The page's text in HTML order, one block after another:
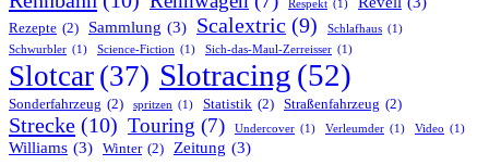
Respekt (1)
Rezepte (2) Sammlung (3) Scalextric (9) Schlafhaus (1)
Schwurbler (1) Science-Fiction (1) Sich-das-Maul-Zerreisser (1)
Slotcar (37) Slotracing (52)
Sonderfahrzeug (2) spritzen (1) Statistik (2) Straßenfahrzeug (2)
Strecke (10) Touring (7) Undercover (1) Verleumder (1) Video (1)
Williams (3) Winter (2) Zeitung (3)